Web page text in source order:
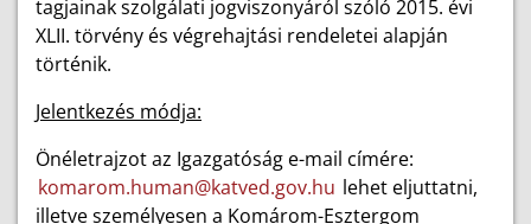
tagjainak szolgálati jogviszonyáról szóló 2015. évi
XLII. törvény és végrehajtási rendeletei alapján
történik.
Jelentkezés módja:
Önéletrajzot az Igazgatóság e-mail címére:
komarom.human@katved.gov.hu lehet eljuttatni,
illetve személyesen a Komárom-Esztergom